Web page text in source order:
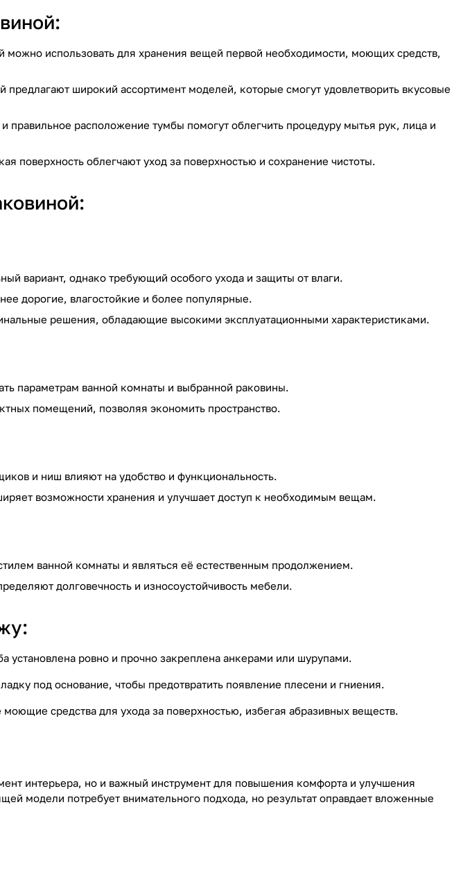
можно использовать для хранения вещей первой необходимости, моющих средств,
предлагают широкий ассортимент моделей, которые смогут удовлетворить вкусовые
правильное расположение тумбы помогут облегчить процедуру мытья рук, лица и
поверхность облегчают уход за поверхностью и сохранение чистоты.
вариант, однако требующий особого ухода и защиты от влаги.
дорогие, влагостойкие и более популярные.
решения, обладающие высокими эксплуатационными характеристиками.
параметрам ванной комнаты и выбранной раковины.
помещений, позволяя экономить пространство.
и ниш влияют на удобство и функциональность.
возможности хранения и улучшает доступ к необходимым вещам.
ванной комнаты и являться её естественным продолжением.
долговечность и износоустойчивость мебели.
установлена ровно и прочно закреплена анкерами или шурупами.
под основание, чтобы предотвратить появление плесени и гниения.
средства для ухода за поверхностью, избегая абразивных веществ.
интерьера, но и важный инструмент для повышения комфорта и улучшения
модели потребует внимательного подхода, но результат оправдает вложенные